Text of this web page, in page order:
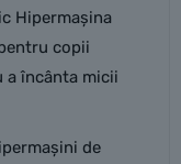
Hipermașina
copii
a încânta micii
de